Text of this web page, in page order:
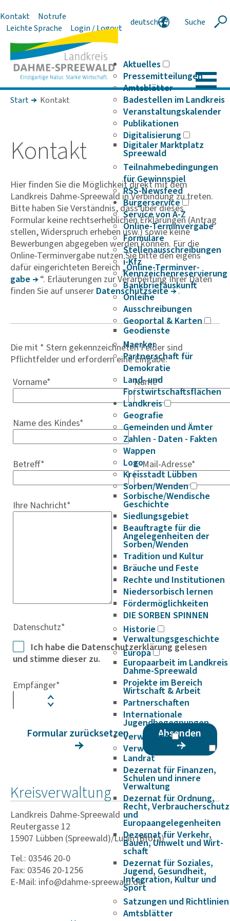
Kontakt
Notrufe
Leichte Sprache
Login / Logout
deutsch
Suche
Aktuelles
Pressemitteilungen
Amtsblätter
Badestellen im Landkreis
Veranstaltungskalender
Publikationen
Digitalisierung
Digitaler Marktplatz
Spreewald
Teilnahmebedingungen
für Gewinnspiel
RSS-Newsfeed
Bürgerservice
Service von A-Z
Online-Terminvergabe
Formulare
Stellenausschreibungen
i-Kfz
Kennzeichenreservierung
Bankbriefauskunft
Onleihe
Ausschreibungen
Geoportal & Karten
Geodienste
Maerker
Partnerschaft für
Demokratie
Land- und
Forstwirtschaftsflächen
Landkreis
Geografie
Gemeinden und Ämter
Zahlen - Daten - Fakten
Wappen
Logo
Kreisstadt Lübben
Sorben/Wenden
Sorbische/Wendische
Geschichte
Siedlungsgebiet
Beauftragte für die
Angelegenheiten der
Sorben/Wenden
Tradition und Kultur
Bräuche und Feste
Rechte und Institutionen
Niedersorbisch lernen
Fördermöglichkeiten
DIE SORBEN SPINNEN
Historie
Verwaltungsgeschichte
Europa
Europaarbeit im Landkreis
Dahme-Spreewald
Projekte im Bereich
Wirtschaft & Arbeit
Partnerschaften
Internationale
Jugendbegegnungen
Verwaltung
Verwaltungsstruktur
Landrat
Dezernat für Finanzen,
Schulen und innere
Verwaltung
Dezernat für Ordnung,
Recht, Verbraucherschutz
und
Europaangelegenheiten
Dezernat für Verkehr,
Bauen, Umwelt und Wirt­
schaft
Dezernat für Soziales,
Jugend, Gesundheit,
Integration, Kultur und
Sport
Satzungen und Richtlinien
Amtsblätter
Start Kontakt
Kontakt
Hier finden Sie die Möglichkeit direkt mit dem
Landkreis Dahme-Spreewald in Verbindung zu treten.
Bitte haben Sie Verständnis, dass über dieses
Formular keine rechtserheblichen Erklärungen (Antrag
stellen, Widerspruch erheben usw.) sowie keine
Bewerbungen abgegeben werden können. Für die
Online-Terminvergabe nutzen Sie bitte den eigens
dafür eingerichteten Bereich „Online-Termin­ver­
gabe
“. Erläuterungen zur Verarbeitung Ihrer Daten
finden Sie auf unserer Daten­schutz­seite .
Die mit * Stern gekennzeichneten Felder sind
Pflichtfelder und erfordern eine Eingabe.
Vorname* Name*
Name des Kindes*
Betreff* E-Mail-Adresse*
Ihre Nachricht*
Datenschutz*
Ich habe die Datenschutzerklärung gelesen
und stimme dieser zu.
Empfänger*
Absenden
Formular zurücksetzen
Kreisverwaltung
Landkreis Dahme-Spreewald
Reutergasse 12
15907 Lübben (Spreewald)/Lubin (Błota)
Tel.: 03546 20-0
Fax: 03546 20-1256
E-Mail: info@dahme-spreewald.de